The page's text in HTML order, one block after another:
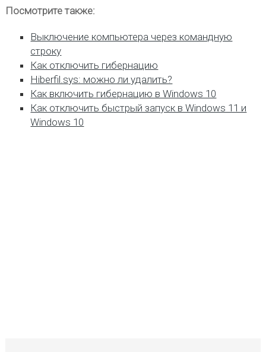
Посмотрите также:
Выключение компьютера через командную
строку
Как отключить гибернацию
Hiberfil.sys: можно ли удалить?
Как включить гибернацию в Windows 10
Как отключить быстрый запуск в Windows 11 и
Windows 10